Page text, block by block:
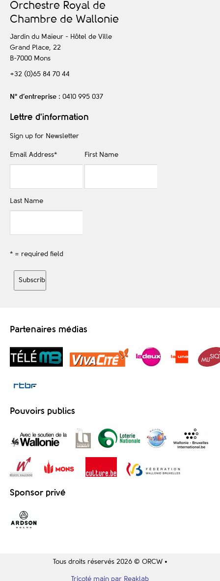
Orchestre Royal de
Chambre de Wallonie
Jardin du Maïeur - Hôtel de Ville
Grand Place, 22
B-7000 Mons
+32 (0)65 84 70 44
N° d’entreprise : 0410 995 037
Lettre d'information
Sign up for Newsletter
Email Address* First Name
Last Name
* = required field
Partenaires médias
Pouvoirs publics
Sponsor privé
Tous droits réservés 2026 © ORCW •
Tricoté main par Reaklab